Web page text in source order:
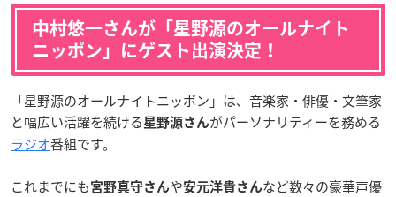
中村悠一さんが「星野源のオールナイト
ニッポン」にゲスト出演決定！
「星野源のオールナイトニッポン」は、音楽家・俳優・文筆家
と幅広い活躍を続ける 星野源さんがパーソナリティーを務める
ラジオ番組です。
これまでにも 宮野真守さんや安元洋貴さんなど数々の豪華声優